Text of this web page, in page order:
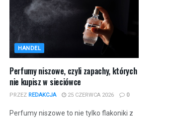
HANDEL
Perfumy niszowe, czyli zapachy, których
nie kupisz w sieciówce
PRZEZ REDAKCJA 25 CZERWCA 2026 0
Perfumy niszowe to nie tylko flakoniki z